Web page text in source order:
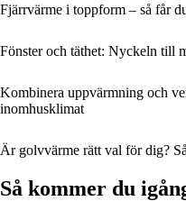
Fjärrvärme i toppform – så får
Fönster och täthet: Nyckeln till
Kombinera uppvärmning och
inomhusklimat
Är golvvärme rätt val för dig?
Så kommer du